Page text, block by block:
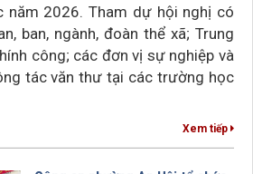
năm 2026. Tham dự hội nghị có
ban, ngành, đoàn thể xã; Trung
công; các đơn vị sự nghiệp và
tác văn thư tại các trường học
Xem tiếp